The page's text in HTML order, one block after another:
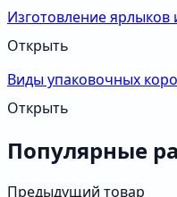
Изготовление ярлыков
Открыть
Виды упаковочных
Открыть
Популярные
Предыдущий товар